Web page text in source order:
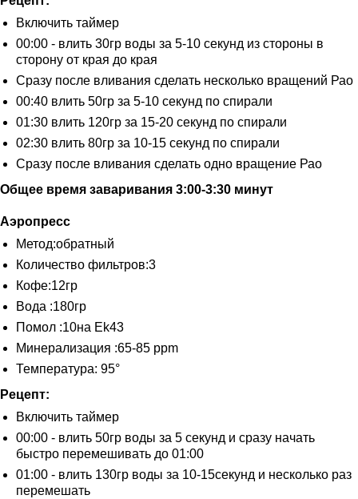
Включить таймер
00:00 - влить 30гр воды за 5-10 секунд из стороны в
сторону от края до края
Сразу после вливания сделать несколько вращений Рао
00:40 влить 50гр за 5-10 секунд по спирали
01:30 влить 120гр за 15-20 секунд по спирали
02:30 влить 80гр за 10-15 секунд по спирали
Сразу после вливания сделать одно вращение Рао
Общее время заваривания 3:00-3:30 минут
Аэропресс
Метод:обратный
Количество фильтров:3
Кофе:12гр
Вода :180гр
Помол :10на Ek43
Минерализация :65-85 ppm
Температура: 95°
Рецепт:
Включить таймер
00:00 - влить 50гр воды за 5 секунд и сразу начать
быстро перемешивать до 01:00
01:00 - влить 130гр воды за 10-15секунд и несколько раз
перемешать